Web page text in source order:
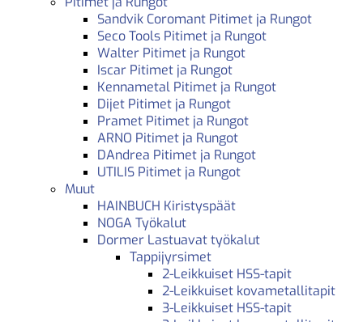
Sandvik Coromant Pitimet ja Rungot
Seco Tools Pitimet ja Rungot
Walter Pitimet ja Rungot
Iscar Pitimet ja Rungot
Kennametal Pitimet ja Rungot
Dijet Pitimet ja Rungot
Pramet Pitimet ja Rungot
ARNO Pitimet ja Rungot
DAndrea Pitimet ja Rungot
UTILIS Pitimet ja Rungot
Muut
HAINBUCH Kiristyspäät
NOGA Työkalut
Dormer Lastuavat työkalut
Tappijyrsimet
2-Leikkuiset HSS-tapit
2-Leikkuiset kovametallitapit
3-Leikkuiset HSS-tapit